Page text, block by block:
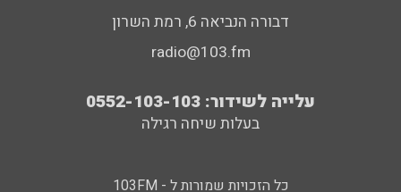
דבורה הנביאה 6, רמת השרון
radio@103.fm
עלייה לשידור: 0552-103-103
בעלות שיחה רגילה
כל הזכויות שמורות ל - 103FM